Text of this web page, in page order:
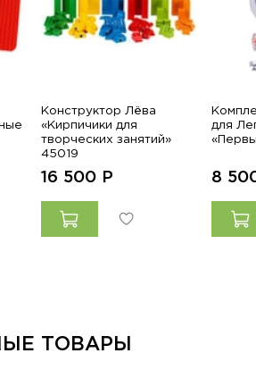
Конструктор Лёва
«Кирпичики для
творческих занятий»
45019
16 500 Р
для
8
ТОВАРЫ